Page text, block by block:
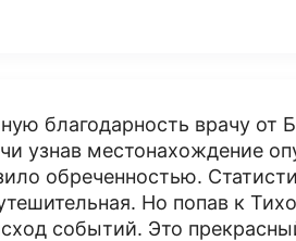
благодарность врачу от
узнав местонахождение
обреченностью.
Но попав к
событий. Это